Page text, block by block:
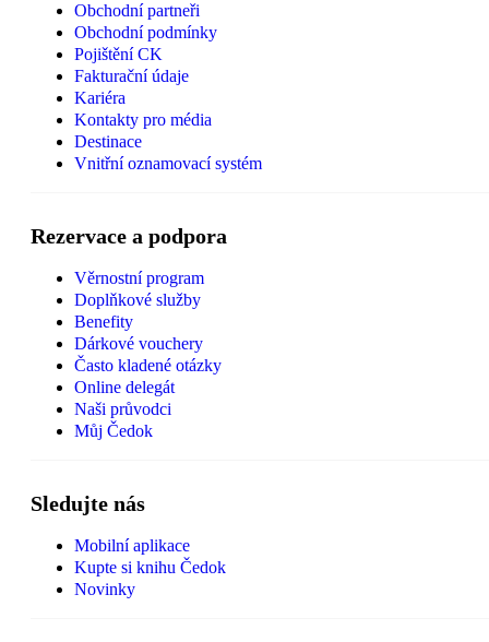
Obchodní partneři
Obchodní podmínky
Pojištění CK
Fakturační údaje
Kariéra
Kontakty pro média
Destinace
Vnitřní oznamovací systém
Rezervace a podpora
Věrnostní program
Doplňkové služby
Benefity
Dárkové vouchery
Často kladené otázky
Online delegát
Naši průvodci
Můj Čedok
Sledujte nás
Mobilní aplikace
Kupte si knihu Čedok
Novinky